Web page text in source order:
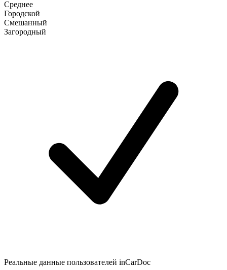
Среднее
Городской
Смешанный
Загородный
Реальные данные пользователей inCarDoc